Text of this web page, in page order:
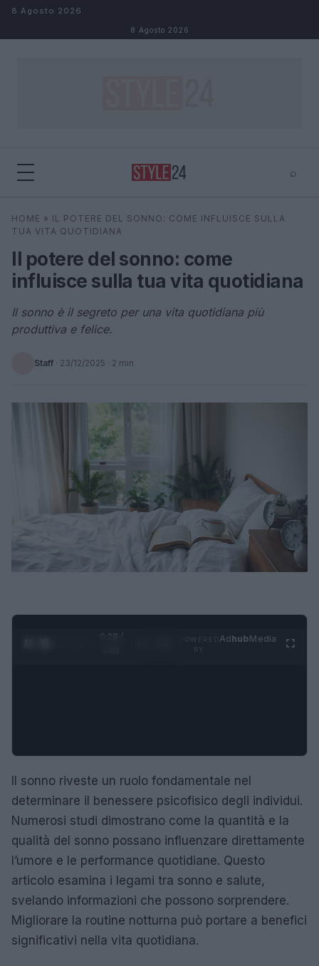
Salta al contenuto
8 Agosto 2026
8 Agosto 2026
⌕
Cerca ⌕
HOME » IL POTERE DEL SONNO: COME INFLUISCE SULLA
TUA VITA QUOTIDIANA
Il potere del sonno: come
influisce sulla tua vita quotidiana
Il sonno è il segreto per una vita quotidiana più
produttiva e felice.
Staff · 23/12/2025 · 2 min
0:28 /
AdhubMedia
Il sonno riveste un ruolo fondamentale nel
determinare il benessere psicofisico degli individui.
Numerosi studi dimostrano come la quantità e la
qualità del sonno possano influenzare direttamente
l’umore e le performance quotidiane. Questo
articolo esamina i legami tra sonno e salute,
svelando informazioni che possono sorprendere.
Migliorare la routine notturna può portare a benefici
significativi nella vita quotidiana.